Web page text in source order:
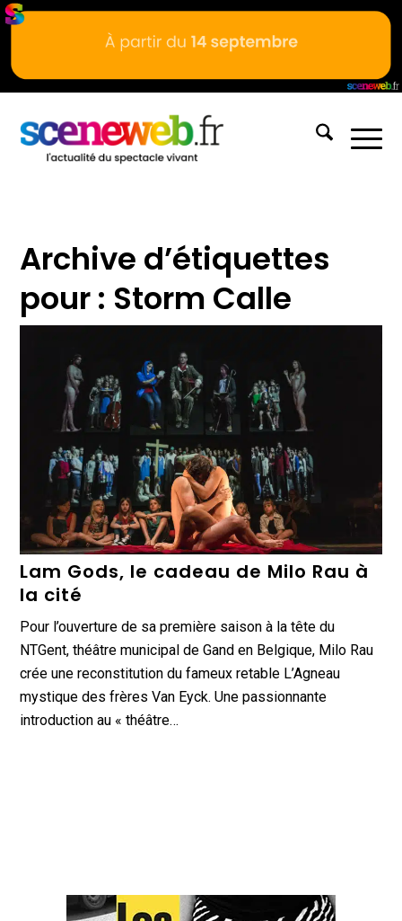
Archive d’étiquettes
pour : Storm Calle
Lam Gods, le cadeau de Milo Rau à
la cité
Pour l’ouverture de sa première saison à la tête du
NTGent, théâtre municipal de Gand en Belgique, Milo Rau
crée une reconstitution du fameux retable L’Agneau
mystique des frères Van Eyck. Une passionnante
introduction au « théâtre…